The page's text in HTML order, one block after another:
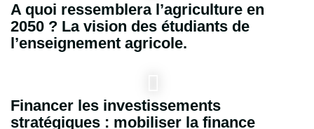
A quoi ressemblera l’agriculture en
2050 ? La vision des étudiants de
l’enseignement agricole.
Financer les investissements
stratégiques : mobiliser la finance